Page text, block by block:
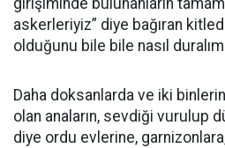
girişiminde bulunanların
askerleriyiz” diye bağıran
olduğunu bile bile nasıl
Daha doksanlarda ve iki
olan anaların, sevdiği vurulup
diye ordu evlerine, garnizonlara,